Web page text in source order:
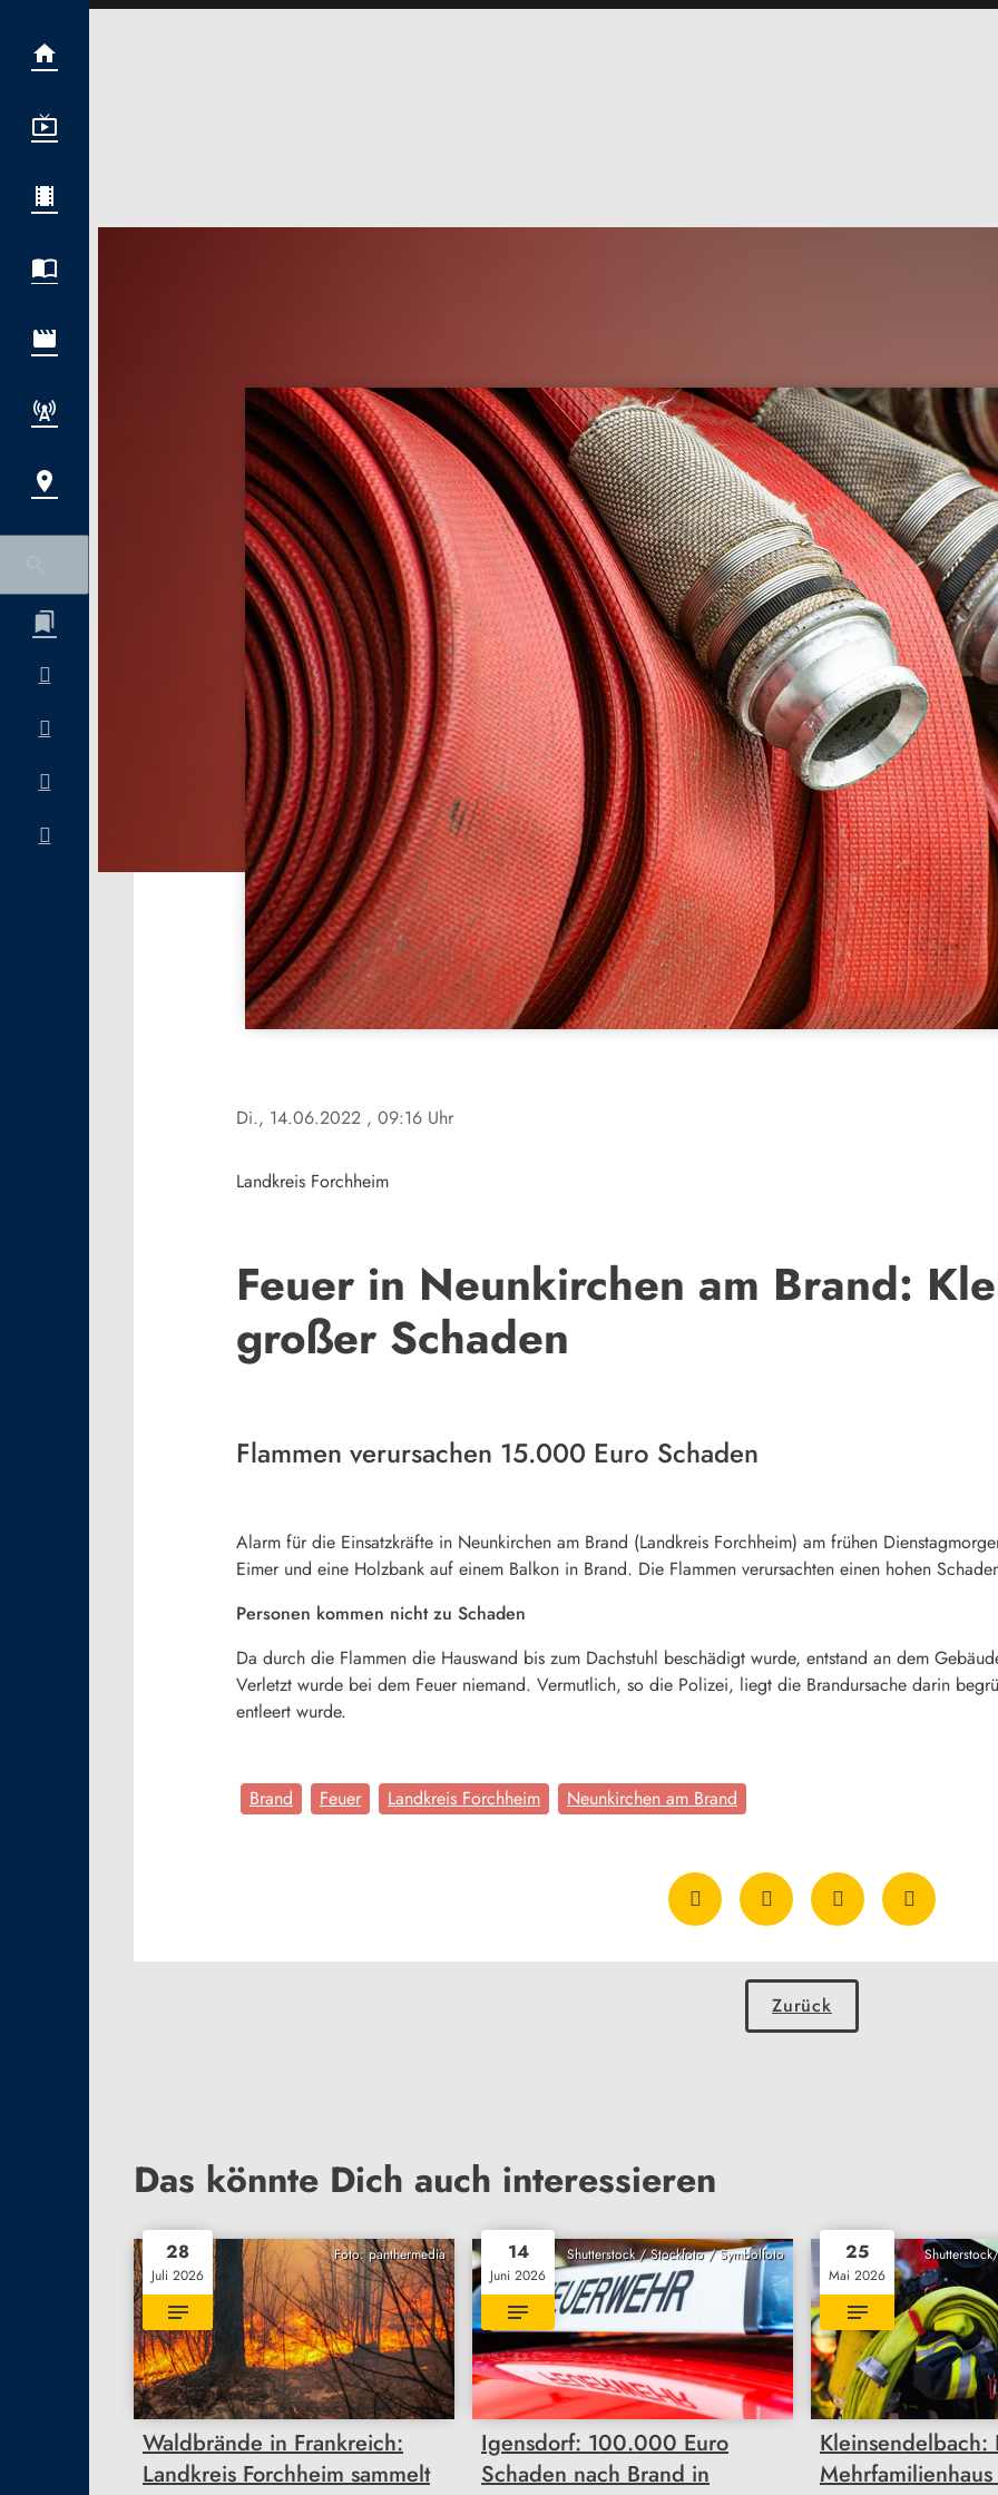
Di., 14.06.2022 , 09:16 Uhr
Landkreis Forchheim
Feuer in Neunkirchen am Brand:
großer Schaden
Flammen verursachen 15.000 Euro Schaden
Alarm für die Einsatzkräfte in Neunkirchen am Brand (Landkreis Forchheim) am frühen
Eimer und eine Holzbank auf einem Balkon in Brand. Die Flammen verursachten einen hohen
Personen kommen nicht zu Schaden
Da durch die Flammen die Hauswand bis zum Dachstuhl beschädigt wurde, entstand an dem
Verletzt wurde bei dem Feuer niemand. Vermutlich, so die Polizei, liegt die Brandursache darin
entleert wurde.
Brand Feuer Landkreis Forchheim Neunkirchen am Brand
Zurück
Das könnte Dich auch interessieren
Foto: panthermedia
28
Juli 2026
Waldbrände in Frankreich:
Landkreis Forchheim sammelt
Shutterstock / Stockfoto / Symbolfoto
14
Juni 2026
Igensdorf: 100.000 Euro
Schaden nach Brand in
25
Mai 2026
Kleinsendelbach: